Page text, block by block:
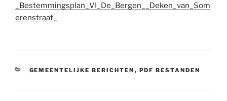
_Bestemmingsplan_VI_De_Bergen__Deken_van_Som
erenstraat_
CATEGORIEËN
GEMEENTELIJKE BERICHTEN , PDF BESTANDEN